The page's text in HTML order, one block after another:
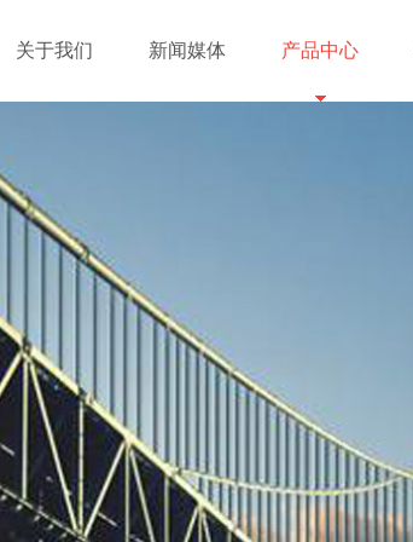
关于我们 新闻媒体 产品中心